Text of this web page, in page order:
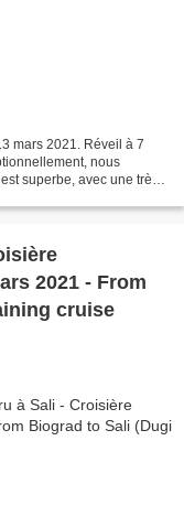
mars 2021. Réveil à 7
nous
superbe, avec une très
2021 - From
cruise